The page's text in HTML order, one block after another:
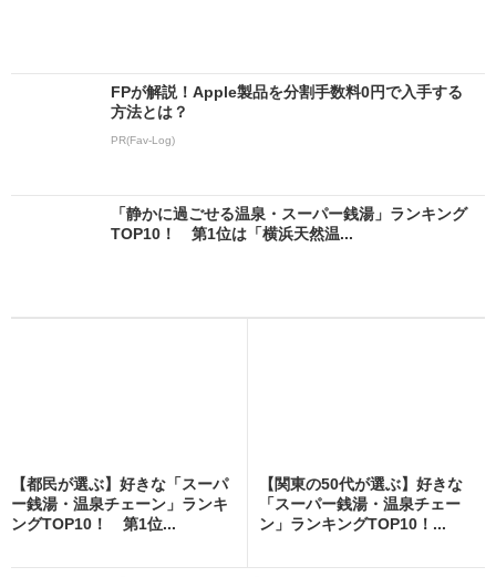
FPが解説！Apple製品を分割手数料0円で入手する
方法とは？
PR(Fav-Log)
「静かに過ごせる温泉・スーパー銭湯」ランキング
TOP10！ 第1位は「横浜天然温...
【都民が選ぶ】好きな「スーパ
ー銭湯・温泉チェーン」ランキ
ングTOP10！ 第1位...
【関東の50代が選ぶ】好きな
「スーパー銭湯・温泉チェー
ン」ランキングTOP10！...